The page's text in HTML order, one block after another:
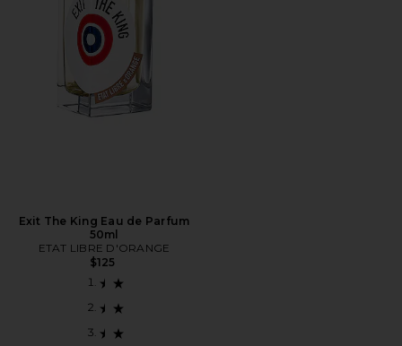
Exit The King Eau de Parfum
50ml
ETAT LIBRE D'ORANGE
$125